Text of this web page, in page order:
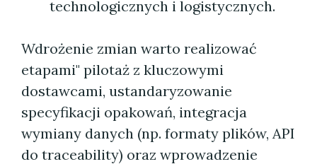
technologicznych i logistycznych.
Wdrożenie zmian warto realizować
etapami" pilotaż z kluczowymi
dostawcami, ustandaryzowanie
specyfikacji opakowań, integracja
wymiany danych (np. formaty plików, API
do traceability) oraz wprowadzenie